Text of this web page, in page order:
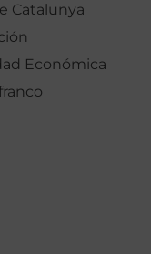
Catalunya
Económica